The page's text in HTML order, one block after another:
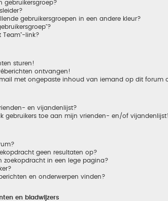
gebruikersgroep?
gebruikersgroepen in een andere kleur?
Team"-link?
sturen!
ontvangen!
met ongepaste inhoud van iemand op dit forum
en vijandenlijst?
gebruikers toe aan mijn vrienden- en/of
geen resultaten op?
zoekopdracht in een lege pagina?
en onderwerpen vinden?
en bladwijzers